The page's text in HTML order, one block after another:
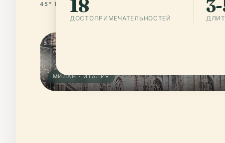
45° N · 9° E
МИЛАН · ИТАЛИЯ
18
ДОСТОПРИМЕЧАТЕЛЬНОСТЕЙ